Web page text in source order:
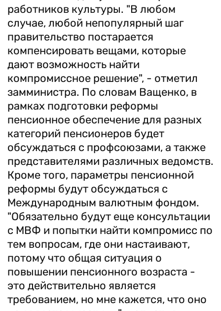
работников культуры. "В любом
случае, любой непопулярный шаг
правительство постарается
компенсировать вещами, которые
дают возможность найти
компромиссное решение", - отметил
замминистра. По словам Ващенко, в
рамках подготовки реформы
пенсионное обеспечение для разных
категорий пенсионеров будет
обсуждаться с профсоюзами, а также
представителями различных ведомств.
Кроме того, параметры пенсионной
реформы будут обсуждаться с
Международным валютным фондом.
"Обязательно будут еще консультации
с МВФ и попытки найти компромисс по
тем вопросам, где они настаивают,
потому что общая ситуация о
повышении пенсионного возраста -
это действительно является
требованием, но мне кажется, что оно